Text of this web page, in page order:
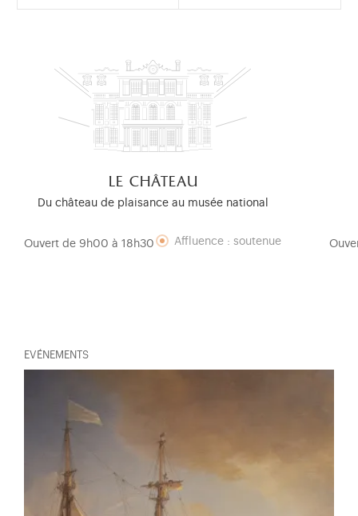
le château
Du château de plaisance au musée national
Ouvert de 9h00 à 18h30 Affluence : soutenue
EVÉNEMENTS